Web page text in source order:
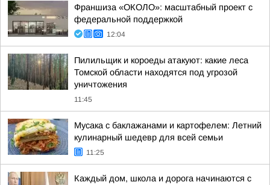
Франшиза «ОКОЛО»: масштабный проект с
федеральной поддержкой
12:04
Пилильщик и короеды атакуют: какие леса
Томской области находятся под угрозой
уничтожения
11:45
Мусака с баклажанами и картофелем: Летний
кулинарный шедевр для всей семьи
11:25
Каждый дом, школа и дорога начинаются с